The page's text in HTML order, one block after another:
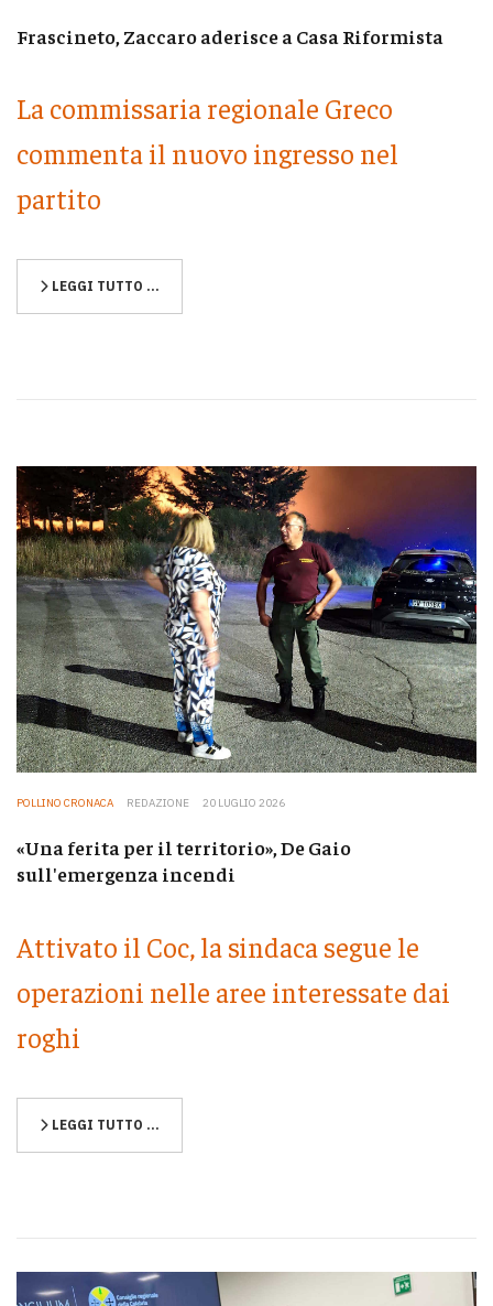
Frascineto, Zaccaro aderisce a Casa Riformista
La commissaria regionale Greco
commenta il nuovo ingresso nel
partito
LEGGI TUTTO …
POLLINO CRONACA REDAZIONE 20 LUGLIO 2026
«Una ferita per il territorio», De Gaio
sull'emergenza incendi
Attivato il Coc, la sindaca segue le
operazioni nelle aree interessate dai
roghi
LEGGI TUTTO …